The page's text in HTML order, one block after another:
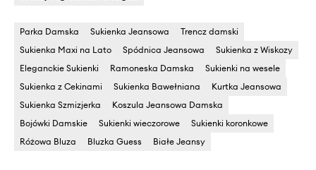
Parka Damska Sukienka Jeansowa
Trencz damski
Sukienka Maxi na Lato
Spódnica Jeansowa
Sukienka z Wiskozy
Eleganckie Sukienki
Ramoneska Damska
Sukienki na wesele
Sukienka z Cekinami
Sukienka Bawełniana
Kurtka Jeansowa
Sukienka Szmizjerka
Koszula Jeansowa Damska
Bojówki Damskie
Sukienki wieczorowe
Sukienki koronkowe
Różowa Bluza
Bluzka Guess Białe Jeansy